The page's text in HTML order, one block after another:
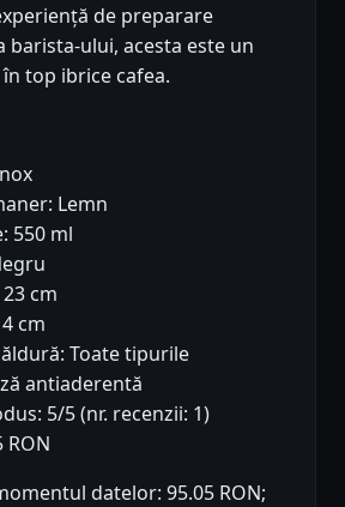
de preparare
barista-ului, acesta este un
top ibrice cafea.
Lemn
550 ml
cm
cm
Toate tipurile
antiaderentă
5/5 (nr. recenzii: 1)
RON
datelor: 95.05 RON;